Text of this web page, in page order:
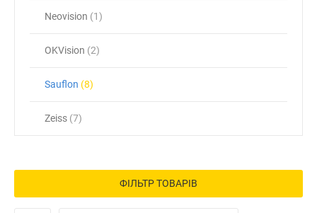
Neovision (1)
OKVision (2)
Sauflon (8)
Zeiss (7)
ФІЛЬТР ТОВАРІВ